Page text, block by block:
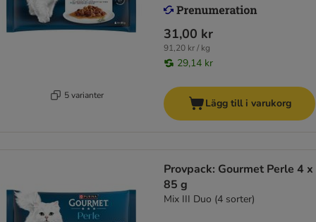
5 varianter
31,00 kr
91,20 kr / kg
29,14 kr
Lägg till i varukorg
Provpack: Gourmet Perle 4 x
85 g
Mix III Duo (4 sorter)